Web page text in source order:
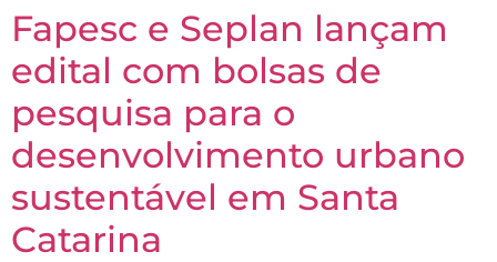
Fapesc e Seplan lançam
edital com bolsas de
pesquisa para o
desenvolvimento urbano
sustentável em Santa
Catarina